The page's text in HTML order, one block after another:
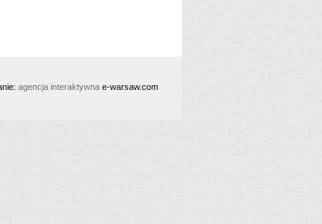
agencja interaktywna e-warsaw.com